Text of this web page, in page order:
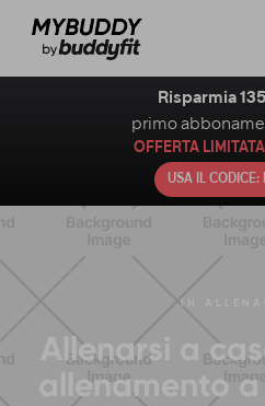
IN
Allenarsi a
allenamento
Risparmia
primo
OFFERTA LIMITATA
USA IL CODICE: